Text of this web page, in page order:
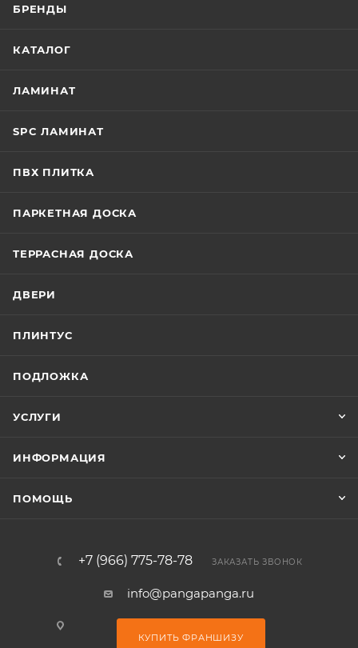
БРЕНДЫ
КАТАЛОГ
ЛАМИНАТ
SPC ЛАМИНАТ
ПВХ ПЛИТКА
ПАРКЕТНАЯ ДОСКА
ТЕРРАСНАЯ ДОСКА
ДВЕРИ
ПЛИНТУС
ПОДЛОЖКА
УСЛУГИ
ИНФОРМАЦИЯ
ПОМОЩЬ
+7 (966) 775-78-78 ЗАКАЗАТЬ ЗВОНОК
info@pangapanga.ru
КУПИТЬ ФРАНШИЗУ